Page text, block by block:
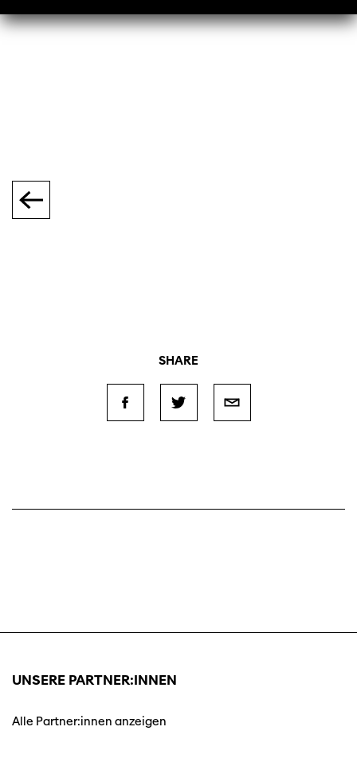
SHARE
UNSERE PARTNER:INNEN
Alle Partner:innen anzeigen